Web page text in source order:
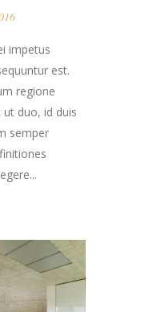
impetus
est.
regione
duo, id duis
semper